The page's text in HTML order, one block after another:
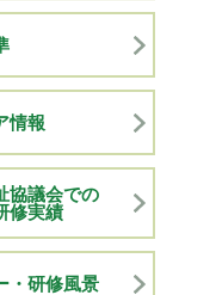
情報
協議会での
修実績
・研修風景